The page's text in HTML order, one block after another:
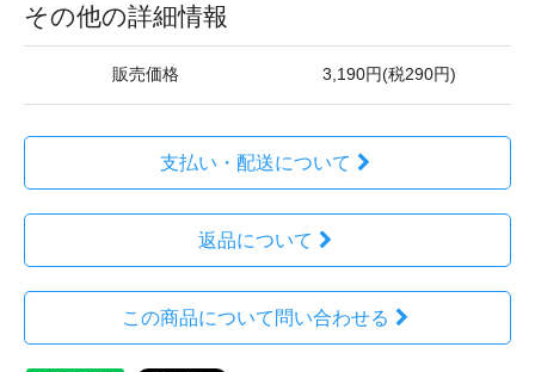
その他の詳細情報
販売価格 3,190円(税290円)
支払い・配送について
返品について
この商品について問い合わせる